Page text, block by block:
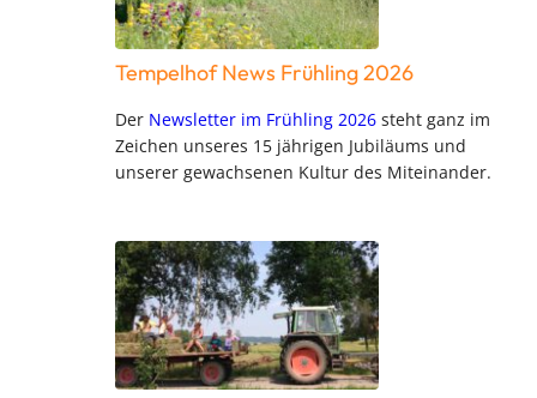
Tempelhof News Frühling 2026
Der Newsletter im Frühling 2026 steht ganz im
Zeichen unseres 15 jährigen Jubiläums und
unserer gewachsenen Kultur des Miteinander.